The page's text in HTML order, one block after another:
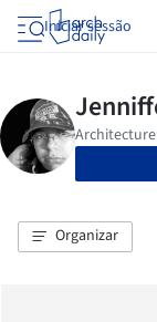
Iniciar sessão
Organizar